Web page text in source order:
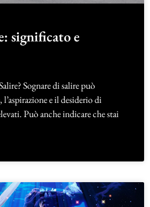
significato e
Sognare di salire può
e il desiderio di
Può anche indicare che stai